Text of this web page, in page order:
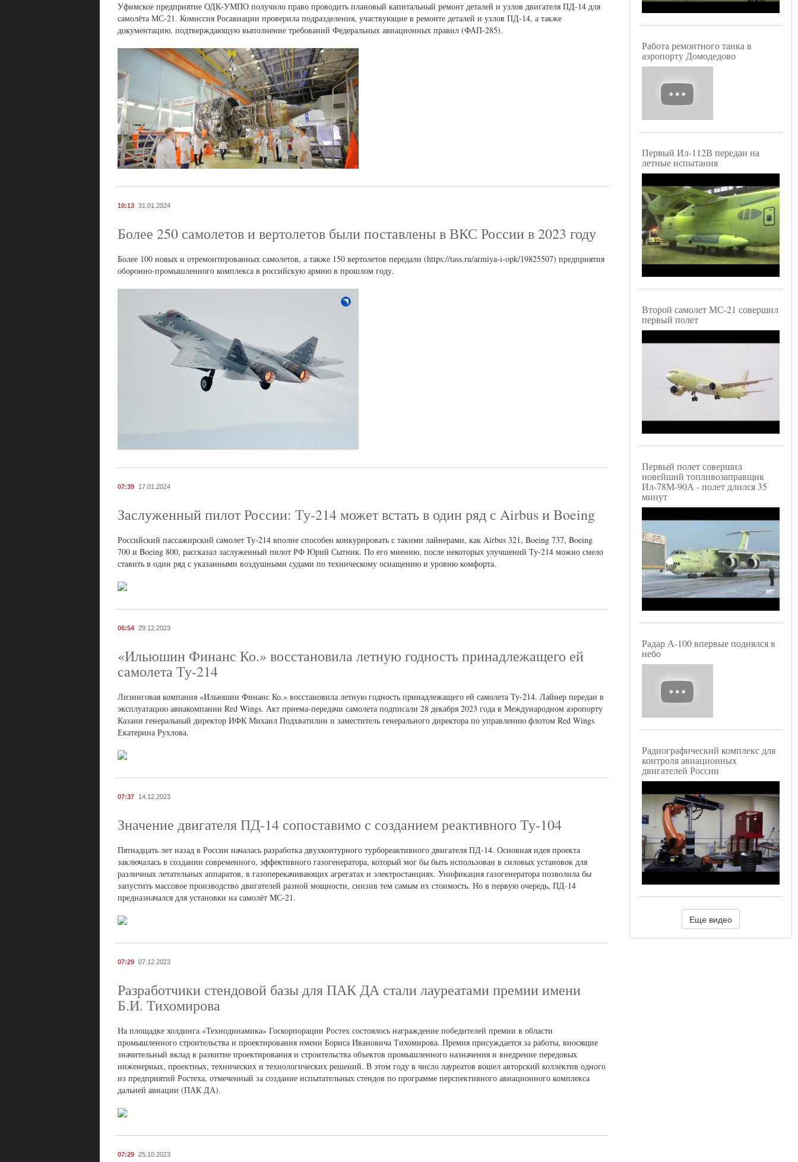
Уфимское предприятие ОДК-УМПО получило право проводить плановый капитальный ремонт деталей и узлов двигателя ПД-14 для
самолёта МС-21. Комиссия Росавиации проверила подразделения, участвующие в ремонте деталей и узлов ПД-14, а также
документацию, подтверждающую выполнение требований Федеральных авиационных правил (ФАП-285).
10:13 31.01.2024
Более 250 самолетов и вертолетов были поставлены в ВКС России в 2023 году
Более 100 новых и отремонтированных самолетов, а также 150 вертолетов передали (https://tass.ru/armiya-i-opk/19825507) предприятия
оборонно-промышленного комплекса в российскую армию в прошлом году.
07:39 17.01.2024
Заслуженный пилот России: Ту-214 может встать в один ряд с Airbus и Boeing
Российский пассажирский самолет Ту-214 вполне способен конкурировать с такими лайнерами, как Airbus 321, Boeing 737, Boeing
700 и Boeing 800, рассказал заслуженный пилот РФ Юрий Сытник. По его мнению, после некоторых улучшений Ту-214 можно смело
ставить в один ряд с указанными воздушными судами по техническому оснащению и уровню комфорта.
06:54 29.12.2023
«Ильюшин Финанс Ко.» восстановила летную годность принадлежащего ей
самолета Ту-214
Лизинговая компания «Ильюшин Финанс Ко.» восстановила летную годность принадлежащего ей самолета Ту-214. Лайнер передан в
эксплуатацию авиакомпании Red Wings. Акт приема-передачи самолета подписали 28 декабря 2023 года в Международном аэропорту
Казани генеральный директор ИФК Михаил Подхватилин и заместитель генерального директора по управлению флотом Red Wings
Екатерина Рухлова.
07:37 14.12.2023
Значение двигателя ПД-14 сопоставимо с созданием реактивного Ту-104
Пятнадцать лет назад в России началась разработка двухконтурного турбореактивного двигателя ПД-14. Основная идея проекта
заключалась в создании современного, эффективного газогенератора, который мог бы быть использован в силовых установок для
различных летательных аппаратов, в газоперекачивающих агрегатах и электростанциях. Унификация газогенератора позволила бы
запустить массовое производство двигателей разной мощности, снизив тем самым их стоимость. Но в первую очередь, ПД-14
предназначался для установки на самолёт МС-21.
07:29 07.12.2023
Разработчики стендовой базы для ПАК ДА стали лауреатами премии имени
Б.И. Тихомирова
На площадке холдинга «Технодинамика» Госкорпорации Ростех состоялось награждение победителей премии в области
промышленного строительства и проектирования имени Бориса Ивановича Тихомирова. Премия присуждается за работы, вносящие
значительный вклад в развитие проектирования и строительства объектов промышленного назначения и внедрение передовых
инженерных, проектных, технических и технологических решений. В этом году в число лауреатов вошел авторский коллектив одного
из предприятий Ростеха, отмеченный за создание испытательных стендов по программе перспективного авиационного комплекса
дальней авиации (ПАК ДА).
07:29 25.10.2023
Работа ремонтного танка в
аэропорту Домодедово
Первый Ил-112В передан на
летные испытания
Второй самолет МС-21 совершил
первый полет
Первый полет совершил
новейший топливозаправщик
Ил-78М-90А - полет длился 35
минут
Радар А-100 впервые поднялся в
небо
Радиографический комплекс для
контроля авиационных
двигателей России
Еще видео